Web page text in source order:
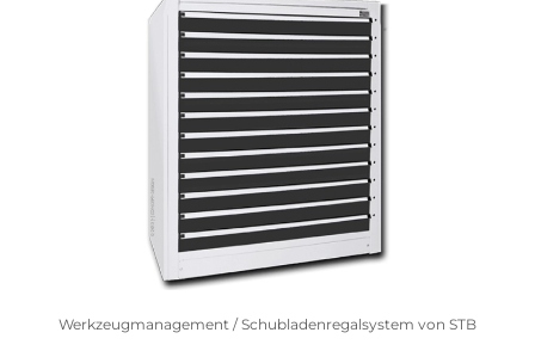
Werkzeugmanagement / Schubladenregalsystem von STB